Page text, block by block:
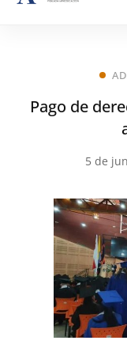
Pago de
5 de